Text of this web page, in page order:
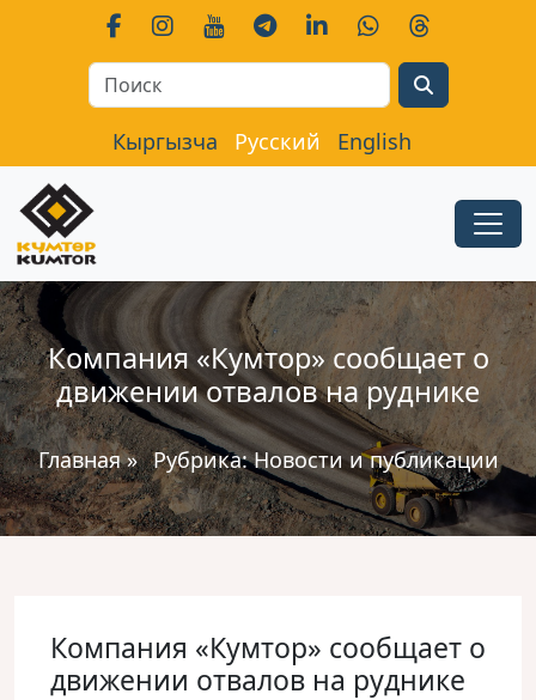
Кыргызча Русский English
Компания «Кумтор» сообщает о
движении отвалов на руднике
Главная» Рубрика:Новости и публикации
Компания «Кумтор» сообщает о
движении отвалов на руднике